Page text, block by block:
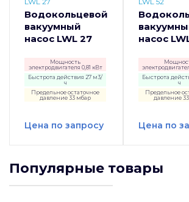
Водокольцевой
вакуумный
насос LWL 27
Мощность
электродвигателя 0,81 кВт
Быстрота действия 27 м3/
ч
Предельное остаточное
давление 33 мбар
Цена по запросу
насос
Быстрота
ч
Предельное
давление
Цена по
Популярные товары